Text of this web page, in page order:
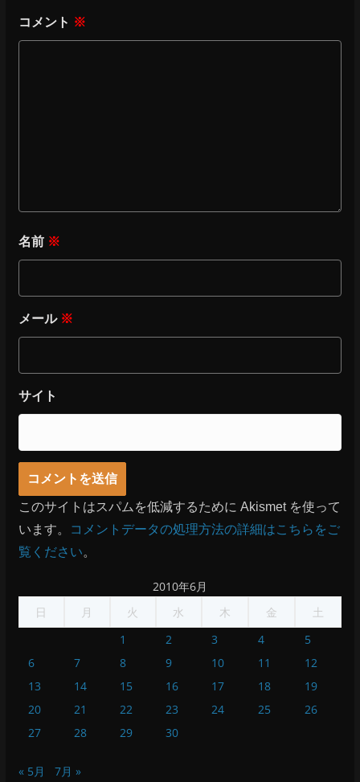
コメント ※
名前 ※
メール ※
サイト
このサイトはスパムを低減するために Akismet を使って
います。
コメントデータの処理方法の詳細はこちらをご
覧ください。
2010年6月
日
月 火 水 木 金
土
1
2 3 4
5
6
7 8 9 10 11
12
13
14 15 16 17 18
19
20
21 22 23 24 25
26
27
28 29 30
« 5月 7月 »